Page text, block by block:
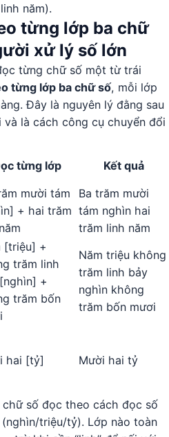
năm).
từng lớp ba chữ
xử lý số lớn
từng chữ số một từ trái
từng lớp ba chữ số, mỗi lớp
Đây là nguyên lý đằng sau
là cách công cụ chuyển đổi
từng lớp Kết quả
mười tám
+ hai trăm
Ba trăm mười
tám nghìn hai
trăm linh năm
[triệu] +
trăm linh
+
trăm bốn
Năm triệu không
trăm linh bảy
nghìn không
trăm bốn mươi
hai [tỷ] Mười hai tỷ
số đọc theo cách đọc số
triệu/tỷ). Lớp nào toàn